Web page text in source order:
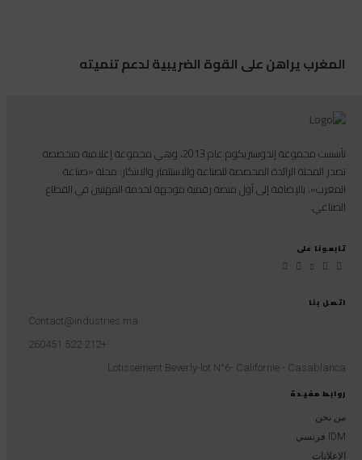
المغرب يراهن على القوة الضريبية لدعم تنميته
روابط مفيدة
من نحن
IDM فرنسي
الإعلانات
اتصل بنا
Contact@industries.ma
+212 522 260451
Lotissement Beverly-lot N°6- Californie - Casablanca
تأسست مجموعة إندوستريكوم عام 2013، وهي مجموعة إعلامية متخصصة
تصدر المجلة الرائدة المخصصة للصناعة والاستثمار والابتكار: مجلة «صناعة
المغرب»، بالإضافة إلى أول منصة رقمية موجهة لخدمة المهنيين في القطاع
الصناعي.
تابعونا على